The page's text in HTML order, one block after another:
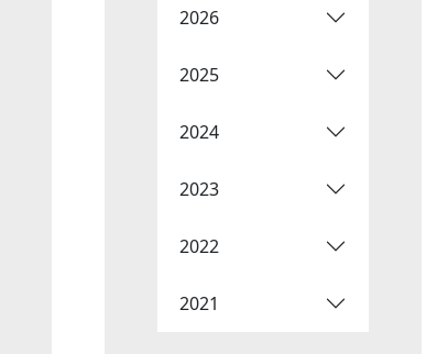
2026
2025
2024
2023
2022
2021